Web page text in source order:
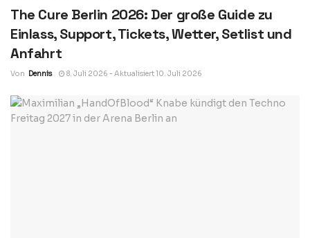
The Cure Berlin 2026: Der große Guide zu
Einlass, Support, Tickets, Wetter, Setlist und
Anfahrt
Von Dennis 8. Juli 2026 - Aktualisiert 10. Juli 2026